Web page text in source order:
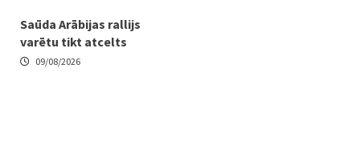
Saūda Arābijas rallijs
varētu tikt atcelts
09/08/2026